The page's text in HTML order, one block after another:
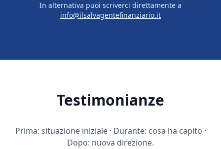
In alternativa puoi scriverci direttamente a
info@ilsalvagentefinanziario.it
Testimonianze
Prima: situazione iniziale · Durante: cosa ha capito ·
Dopo: nuova direzione.